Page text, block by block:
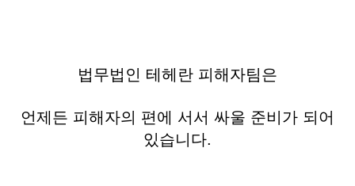
법무법인 테헤란 피해자팀은
언제든 피해자의 편에 서서 싸울 준비가 되어
있습니다.